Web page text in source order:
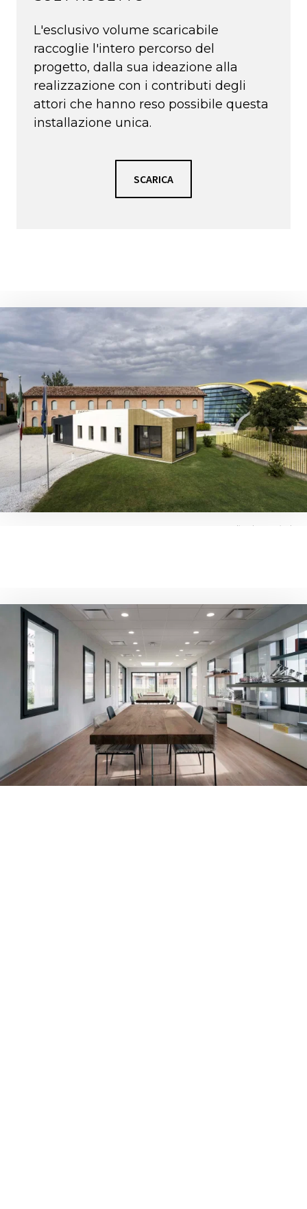
L'esclusivo volume scaricabile
raccoglie l'intero percorso del
progetto, dalla sua ideazione alla
realizzazione con i contributi degli
attori che hanno reso possibile questa
installazione unica.
SCARICA
Foto di Andrea Martiradonna